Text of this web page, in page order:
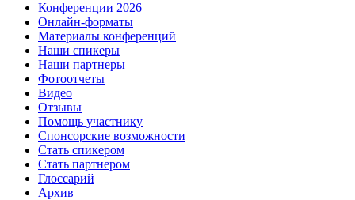
Конференции 2026
Онлайн-форматы
Материалы конференций
Наши спикеры
Наши партнеры
Фотоотчеты
Видео
Отзывы
Помощь участнику
Спонсорские возможности
Стать спикером
Стать партнером
Глоссарий
Архив